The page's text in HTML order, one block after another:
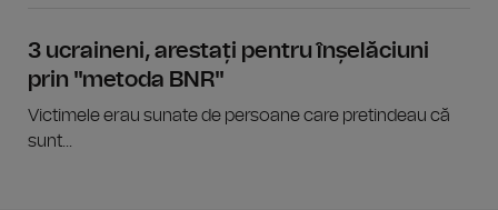
3 ucraineni, arestați pentru înșelăciuni
prin "metoda BNR"
Victimele erau sunate de persoane care pretindeau că
sunt...